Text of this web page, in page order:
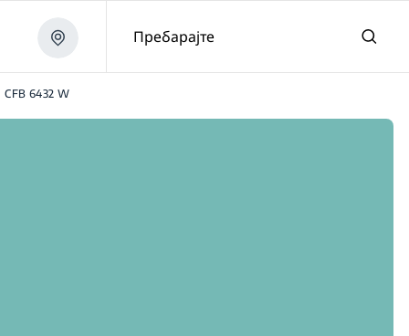
Пребарајте
CFB 6432 W